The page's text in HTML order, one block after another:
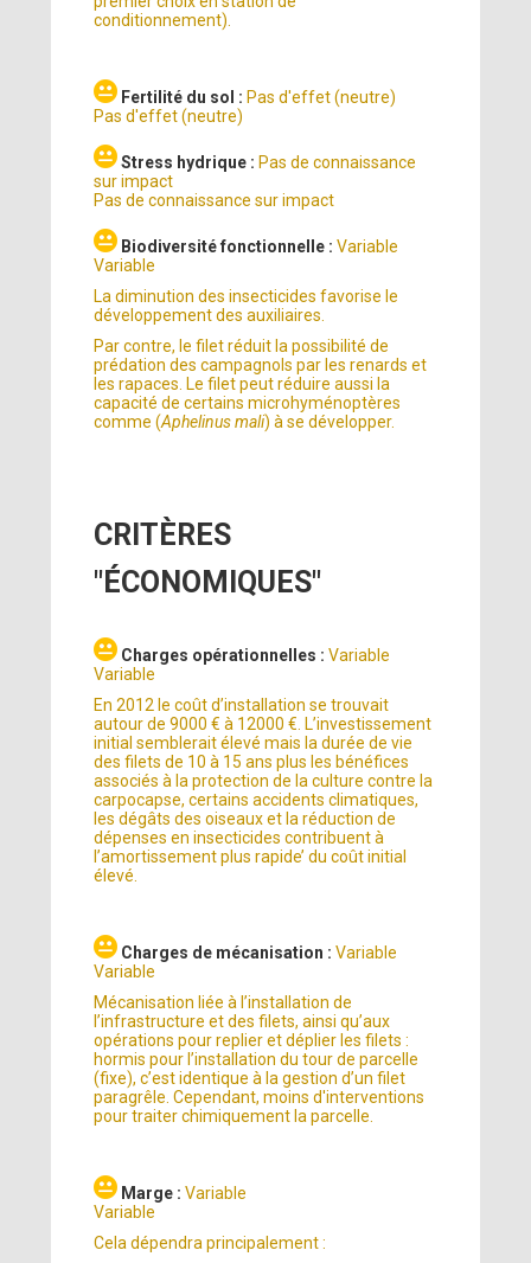
conditionnement).
Fertilité du sol : Pas d'effet (neutre)
Pas d'effet (neutre)
Stress hydrique : Pas de connaissance
sur impact
Pas de connaissance sur impact
Biodiversité fonctionnelle :Variable
Variable
La diminution des insecticides favorise le
développement des auxiliaires.
Par contre, le filet réduit la possibilité de
prédation des campagnols par les renards et
les rapaces. Le filet peut réduire aussi la
capacité de certains microhyménoptères
comme (Aphelinus mali) à se développer.
CRITÈRES
"ÉCONOMIQUES"
Charges opérationnelles :Variable
Variable
En 2012 le coût d’installation se trouvait
autour de 9000 € à 12000 €. L’investissement
initial semblerait élevé mais la durée de vie
des filets de 10 à 15 ans plus les bénéfices
associés à la protection de la culture contre la
carpocapse, certains accidents climatiques,
les dégâts des oiseaux et la réduction de
dépenses en insecticides contribuent à
l’amortissement plus rapide’ du coût initial
élevé.
Charges de mécanisation :Variable
Variable
Mécanisation liée à l’installation de
l’infrastructure et des filets, ainsi qu’aux
opérations pour replier et déplier les filets :
hormis pour l’installation du tour de parcelle
(fixe), c’est identique à la gestion d’un filet
paragrêle. Cependant, moins d'interventions
pour traiter chimiquement la parcelle.
Marge :Variable
Variable
Cela dépendra principalement :